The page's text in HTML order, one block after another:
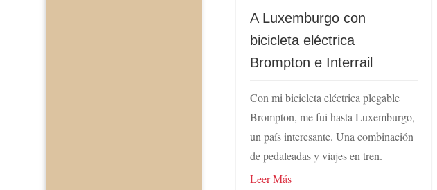
A Luxemburgo con
bicicleta eléctrica
Brompton e Interrail
Con mi bicicleta eléctrica plegable
Brompton, me fui hasta Luxemburgo,
un país interesante. Una combinación
de pedaleadas y viajes en tren.
Leer Más